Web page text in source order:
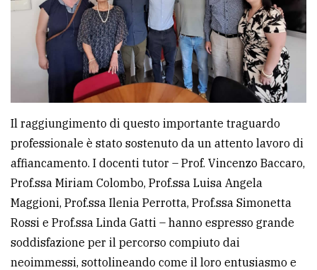
Il raggiungimento di questo importante traguardo
professionale è stato sostenuto da un attento lavoro di
affiancamento. I docenti tutor – Prof. Vincenzo Baccaro,
Prof.ssa Miriam Colombo, Prof.ssa Luisa Angela
Maggioni, Prof.ssa Ilenia Perrotta, Prof.ssa Simonetta
Rossi e Prof.ssa Linda Gatti – hanno espresso grande
soddisfazione per il percorso compiuto dai
neoimmessi, sottolineando come il loro entusiasmo e